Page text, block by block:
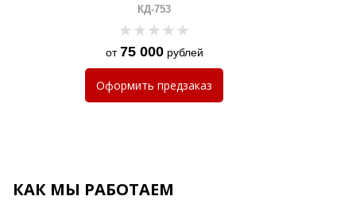
КД-753
от75 000рублей
Оформить предзаказ
КАК МЫ РАБОТАЕМ